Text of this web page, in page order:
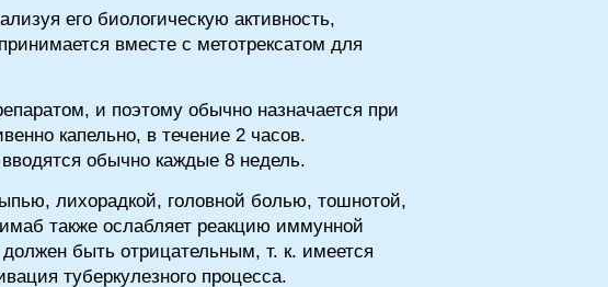
его биологическую активность,
вместе с метотрексатом для
и поэтому обычно назначается при
капельно, в течение 2 часов.
обычно каждые 8 недель.
лихорадкой, головной болью, тошнотой,
также ослабляет реакцию иммунной
быть отрицательным, т. к. имеется
туберкулезного процесса.